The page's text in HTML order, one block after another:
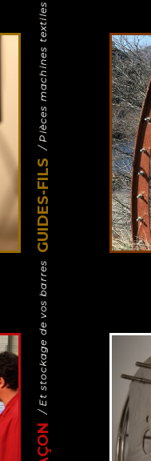
GUIDES-FILS
/ Pièces machines textiles
/ Et stockage de vos barres